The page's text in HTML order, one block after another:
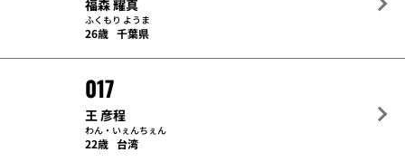
福森 耀真
ふくもり ようま
26歳 千葉県
017
王 彦程
わん・いぇんちぇん
22歳 台湾